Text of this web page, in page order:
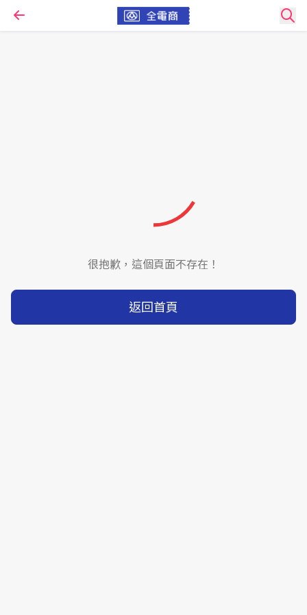
很抱歉，這個頁面不存在！
返回首頁